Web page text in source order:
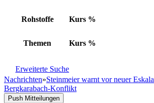
Rohstoffe Kurs %
Themen Kurs %
Erweiterte Suche
Nachrichten»Steinmeier warnt vor neuer
Bergkarabach-Konflikt
Push Mitteilungen